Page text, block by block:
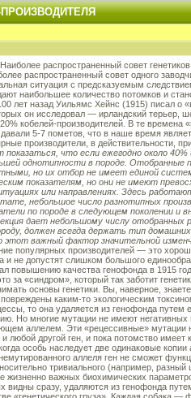
распространенный совет генетиков
распространенный совет одного
ситуация с предсказуемым
наибольшее количество потомков и
лет назад Уильямс Хейнс (1915) писал о
он исследовал — ирландский терьер,
кобелей-производителей. В те времена
5-7 пометов, что в наше время
производители, в действительности,
показаться, что если ежегодно около
однотипности в породе. Отобранные
но их отбор не имеет единой
показателям, но они не имеют
или направлениях. Здесь
небольшое число разнотипных
по породе в следующем поколении и
дает небольшому числу отобранных
должен всегда держать тип
важный фактор значительной
популярных производителей — это
и не допустят слишком большого
повышению качества генофонда в 1915
за «синдром», который так заботит
основы генетики. Вы, наверное,
каким-то экологическим
то она удаляется из генофонда путем
Но многие мутации не имеют негативных
аллелем. Эти «рецессивные» мутации
другой ген, и пока потомство имеет
особь наследует две одинаковые копии
аллеля ген не сможет
тривиального (например, разный
жизненно важных биохимических
сразу, удаляются из генофонда